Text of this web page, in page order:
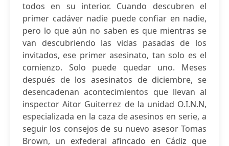
todos en su interior. Cuando descubren el
primer cadáver nadie puede confiar en nadie,
pero lo que aún no saben es que mientras se
van descubriendo las vidas pasadas de los
invitados, ese primer asesinato, tan solo es el
comienzo. Solo puede quedar uno. Meses
después de los asesinatos de diciembre, se
desencadenan acontecimientos que llevan al
inspector Aitor Guiterrez de la unidad O.I.N.N,
especializada en la caza de asesinos en serie, a
seguir los consejos de su nuevo asesor Tomas
Brown, un exfederal afincado en Cádiz que